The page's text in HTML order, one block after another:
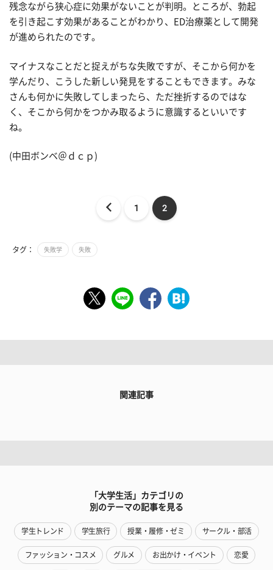
残念ながら狭心症に効果がないことが判明。ところが、勃起
を引き起こす効果があることがわかり、ED治療薬として開発
が進められたのです。
マイナスなことだと捉えがちな失敗ですが、そこから何かを
学んだり、こうした新しい発見をすることもできます。みな
さんも何かに失敗してしまったら、ただ挫折するのではな
く、そこから何かをつかみ取るように意識するといいです
ね。
(中田ボンベ＠ｄｃｐ)
1 2
タグ： 失敗学 失敗
関連記事
「大学生活」カテゴリの
別のテーマの記事を見る
学生トレンド 学生旅行 授業・履修・ゼミ サークル・部活
ファッション・コスメ グルメ お出かけ・イベント 恋愛